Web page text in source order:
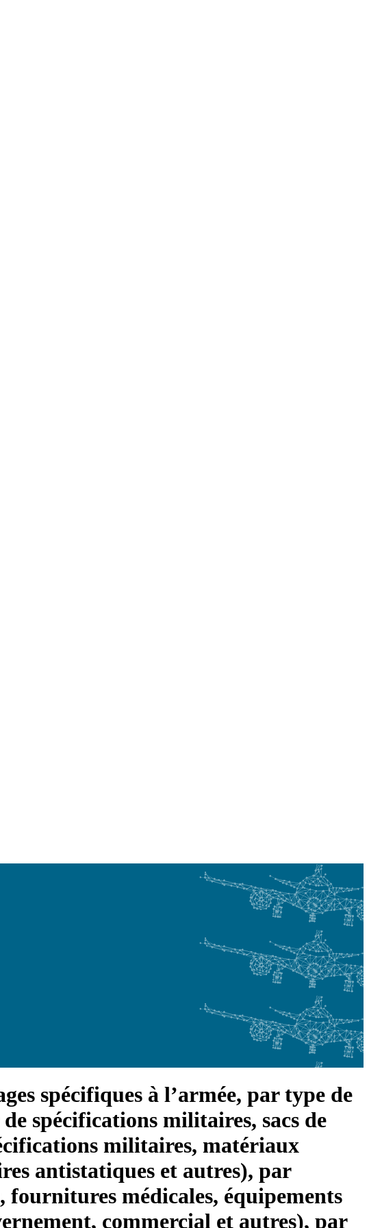
spécifiques à l’armée, par type de
spécifications militaires, sacs de
militaires, matériaux
antistatiques et autres), par
médicales, équipements
commercial et autres), par